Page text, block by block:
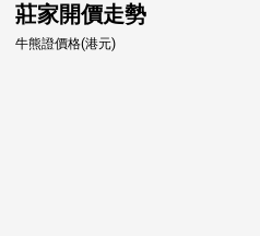
莊家開價走勢
牛熊證價格(港元)